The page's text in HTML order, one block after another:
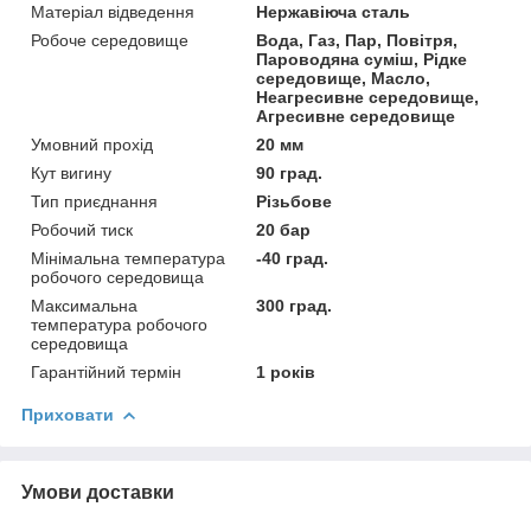
Матеріал відведення
Нержавіюча сталь
Робоче середовище
Вода, Газ, Пар, Повітря,
Пароводяна суміш, Рідке
середовище, Масло,
Неагресивне середовище,
Агресивне середовище
Умовний прохід
20 мм
Кут вигину
90 град.
Тип приєднання
Різьбове
Робочий тиск
20 бар
Мінімальна температура
робочого середовища
-40 град.
Максимальна
температура робочого
середовища
300 град.
Гарантійний термін 1 років
Приховати
Умови доставки